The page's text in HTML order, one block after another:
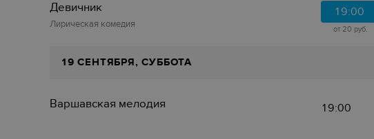
Девичник
Лирическая комедия
19:00
от 20 руб.
19 СЕНТЯБРЯ, СУББОТА
Варшавская мелодия 19:00